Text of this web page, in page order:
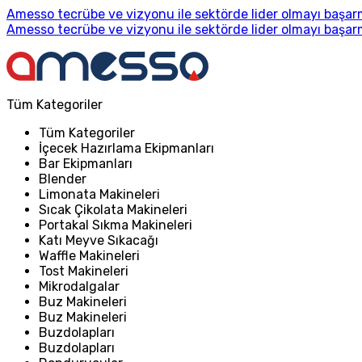
Amesso tecrübe ve vizyonu ile sektörde lider olmayı
Amesso tecrübe ve vizyonu ile sektörde lider olmayı
Tüm Kategoriler
Tüm Kategoriler
İçecek Hazırlama Ekipmanları
Bar Ekipmanları
Blender
Limonata Makineleri
Sıcak Çikolata Makineleri
Portakal Sıkma Makineleri
Katı Meyve Sıkacağı
Waffle Makineleri
Tost Makineleri
Mikrodalgalar
Buz Makineleri
Buz Makineleri
Buzdolapları
Buzdolapları